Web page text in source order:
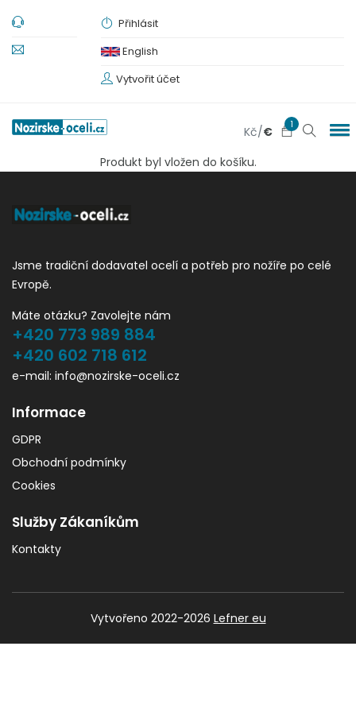
Přihlásit
English
Vytvořit účet
Kč/€ 1
Produkt byl vložen do košíku.
Jsme tradiční dodavatel ocelí a potřeb pro nožíře po celé
Evropě.
Máte otázku? Zavolejte nám
+420 773 989 884
+420 602 718 612
e-mail: info@nozirske-oceli.cz
Informace
GDPR
Obchodní podmínky
Cookies
Služby Zákaníkům
Kontakty
Vytvořeno 2022-2026 Lefner eu